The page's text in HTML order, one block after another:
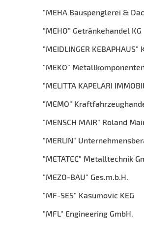
"MEHA Bauspenglerei &
"MEHO" Getränkehandel KG
"MEIDLINGER KEBAPHAUS"
"MEKO"
"MELITTA KAPELARI
"MEMO"
"MENSCH MAIR" Roland
"MERLIN"
"METATEC" Metalltechnik
"MEZO-BAU" Ges.m.b.H.
"MF-SES" Kasumovic KEG
"MFL" Engineering GmbH.